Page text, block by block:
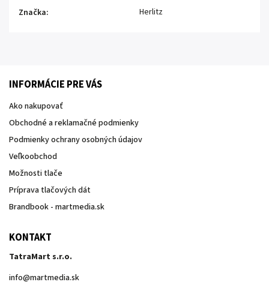
Značka: Herlitz
INFORMÁCIE PRE VÁS
Ako nakupovať
Obchodné a reklamačné podmienky
Podmienky ochrany osobných údajov
Veľkoobchod
Možnosti tlače
Príprava tlačových dát
Brandbook - martmedia.sk
KONTAKT
TatraMart s.r.o.
info@martmedia.sk